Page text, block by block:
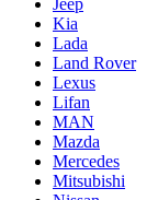
Kia
Lada
Land Rover
Lexus
Lifan
MAN
Mazda
Mercedes
Mitsubishi